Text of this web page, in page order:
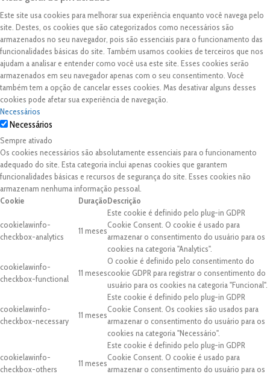
Este site usa cookies para melhorar sua experiência enquanto você navega pelo
site. Destes, os cookies que são categorizados como necessários são
armazenados no seu navegador, pois são essenciais para o funcionamento das
funcionalidades básicas do site. Também usamos cookies de terceiros que nos
ajudam a analisar e entender como você usa este site. Esses cookies serão
armazenados em seu navegador apenas com o seu consentimento. Você
também tem a opção de cancelar esses cookies. Mas desativar alguns desses
cookies pode afetar sua experiência de navegação.
Necessários
Necessários
Sempre ativado
Os cookies necessários são absolutamente essenciais para o funcionamento
adequado do site. Esta categoria inclui apenas cookies que garantem
funcionalidades básicas e recursos de segurança do site. Esses cookies não
armazenam nenhuma informação pessoal.
Cookie
DuraçãoDescrição
cookielawinfo-
checkbox-analytics
11 meses
Este cookie é definido pelo plug-in GDPR
Cookie Consent. O cookie é usado para
armazenar o consentimento do usuário para os
cookies na categoria "Analytics".
cookielawinfo-
checkbox-functional
11 meses
O cookie é definido pelo consentimento do
cookie GDPR para registrar o consentimento do
usuário para os cookies na categoria "Funcional".
cookielawinfo-
checkbox-necessary
11 meses
Este cookie é definido pelo plug-in GDPR
Cookie Consent. Os cookies são usados para
armazenar o consentimento do usuário para os
cookies na categoria "Necessário".
cookielawinfo-
checkbox-others
11 meses
Este cookie é definido pelo plug-in GDPR
Cookie Consent. O cookie é usado para
armazenar o consentimento do usuário para os